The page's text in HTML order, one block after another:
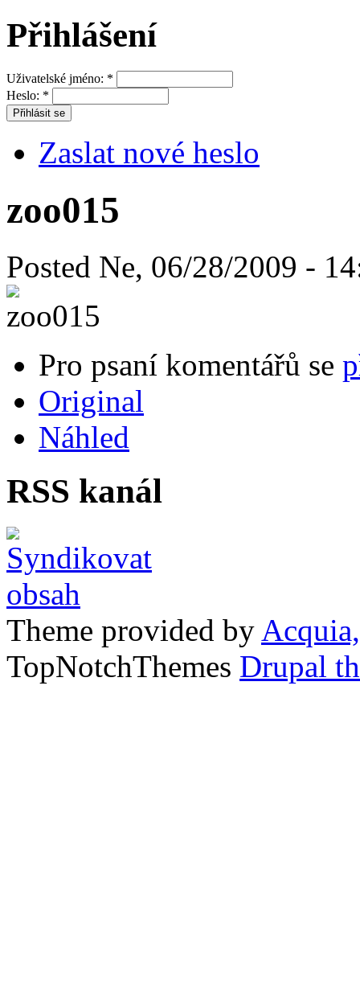
Přihlášení
Uživatelské jméno: *
Heslo: *
Zaslat nové heslo
zoo015
Posted Ne, 06/28/2009 -
Pro psaní komentářů se
Original
Náhled
RSS kanál
Theme provided by
TopNotchThemes Drupal